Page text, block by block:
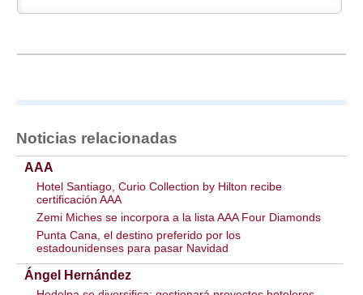
Noticias relacionadas
AAA
Hotel Santiago, Curio Collection by Hilton recibe
certificación AAA
Zemi Miches se incorpora a la lista AAA Four Diamonds
Punta Cana, el destino preferido por los
estadounidenses para pasar Navidad
Ángel Hernández